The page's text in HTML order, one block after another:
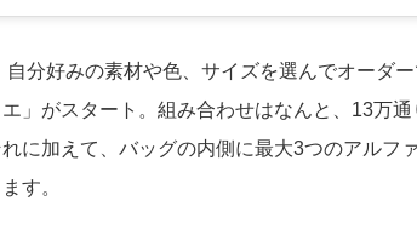
自分好みの素材や色、サイズを選んでオーダ
」がスタート。組み合わせはなんと、13万
に加えて、バッグの内側に最大3つのアルフ
す。